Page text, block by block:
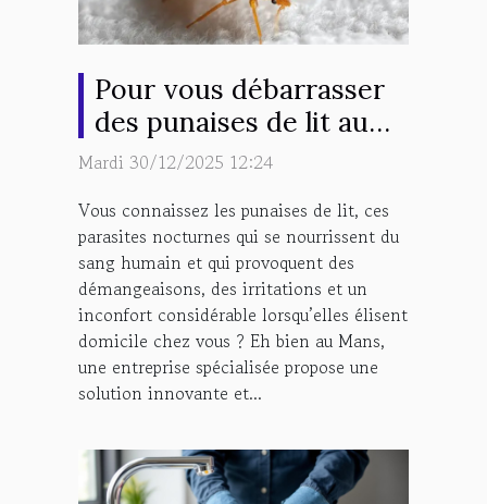
Pour vous débarrasser
des punaises de lit au
Mans, contactez
Mardi 30/12/2025 12:24
Vous connaissez les punaises de lit, ces
parasites nocturnes qui se nourrissent du
sang humain et qui provoquent des
démangeaisons, des irritations et un
inconfort considérable lorsqu’elles élisent
domicile chez vous ? Eh bien au Mans,
une entreprise spécialisée propose une
solution innovante et...